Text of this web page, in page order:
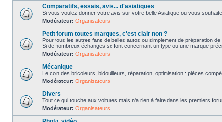
Comparatifs, essais, avis... d'asiatiques
Si vous voulez donner votre avis sur votre belle Asiatique ou vous
Modérateur: Organisateurs
Petit forum toutes marques, c'est clair non ?
Pour tous les autres fans de belles autos ou simplement de préparation de
Si de nombreux échanges se font concernant un type ou une marque
Modérateur: Organisateurs
Mécanique
Le coin des bricoleurs, bidouilleurs, réparation, optimisation : pièces
Modérateur: Organisateurs
Divers
Tout ce qui touche aux voitures mais n'a rien à faire dans les premiers
Modérateur: Organisateurs